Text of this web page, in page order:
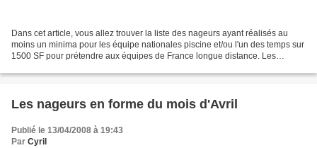
Dans cet article, vous allez trouver la liste des nageurs ayant réalisés au
moins un minima pour les équipe nationales piscine et/ou l'un des temps sur
1500 SF pour prétendre aux équipes de France longue distance. Les
Les nageurs en forme du mois d'Avril
Publié le 13/04/2008 à 19:43
Par Cyril